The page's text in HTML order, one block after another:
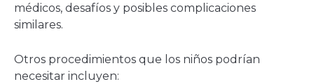
médicos, desafíos y posibles complicaciones
similares.
Otros procedimientos que los niños podrían
necesitar incluyen: